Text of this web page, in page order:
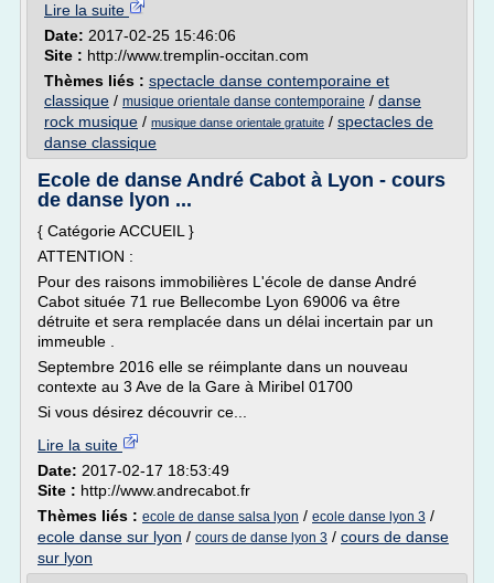
Lire la suite
Date: 2017-02-25 15:46:06
Site : http://www.tremplin-occitan.com
Thèmes liés : spectacle danse contemporaine et
classique / musique orientale danse contemporaine / danse
rock musique / musique danse orientale gratuite / spectacles de
danse classique
Ecole de danse André Cabot à Lyon - cours
de danse lyon ...
{ Catégorie ACCUEIL }
ATTENTION :
Pour des raisons immobilières L'école de danse André
Cabot située 71 rue Bellecombe Lyon 69006 va être
détruite et sera remplacée dans un délai incertain par un
immeuble .
Septembre 2016 elle se réimplante dans un nouveau
contexte au 3 Ave de la Gare à Miribel 01700
Si vous désirez découvrir ce...
Lire la suite
Date: 2017-02-17 18:53:49
Site : http://www.andrecabot.fr
Thèmes liés : ecole de danse salsa lyon / ecole danse lyon 3 /
ecole danse sur lyon / cours de danse lyon 3 / cours de danse
sur lyon